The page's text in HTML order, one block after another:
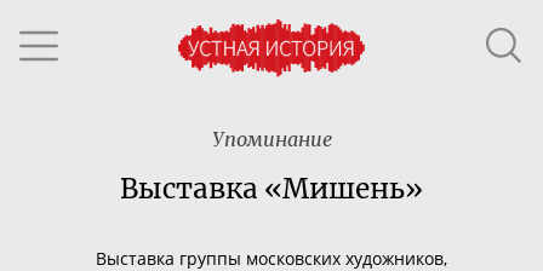
Упоминание
Выставка «Мишень»
Выставка группы московских художников,